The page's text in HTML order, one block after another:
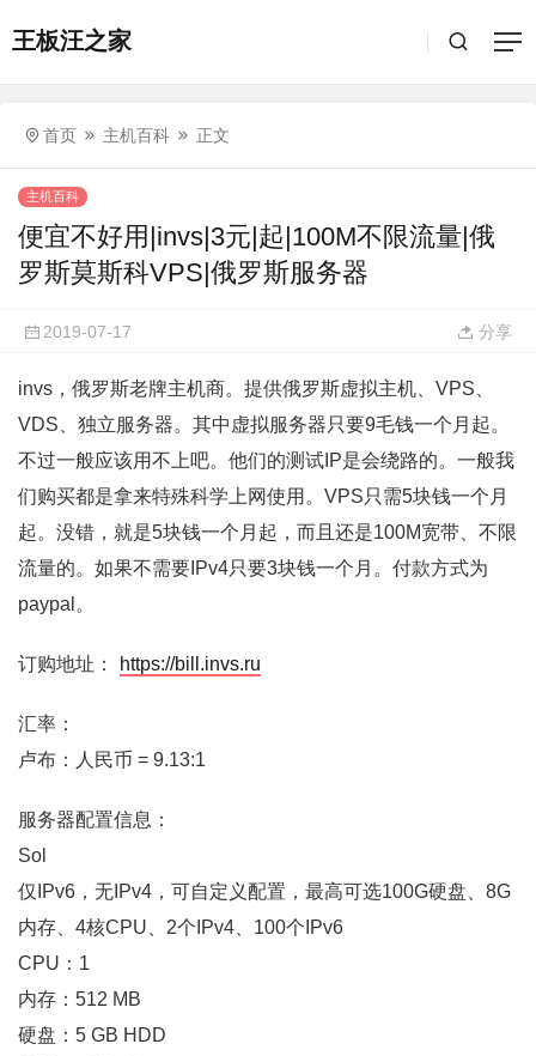
王板汪之家
首页 主机百科 正文
主机百科
便宜不好用|invs|3元|起|100M不限流量|俄
罗斯莫斯科VPS|俄罗斯服务器
2019-07-17 分享
invs，俄罗斯老牌主机商。提供俄罗斯虚拟主机、VPS、
VDS、独立服务器。其中虚拟服务器只要9毛钱一个月起。
不过一般应该用不上吧。他们的测试IP是会绕路的。一般我
们购买都是拿来特殊科学上网使用。VPS只需5块钱一个月
起。没错，就是5块钱一个月起，而且还是100M宽带、不限
流量的。如果不需要IPv4只要3块钱一个月。付款方式为
paypal。
订购地址： https://bill.invs.ru
汇率：
卢布：人民币 = 9.13:1
服务器配置信息：
Sol
仅IPv6，无IPv4，可自定义配置，最高可选100G硬盘、8G
内存、4核CPU、2个IPv4、100个IPv6
CPU：1
内存：512 MB
硬盘：5 GB HDD